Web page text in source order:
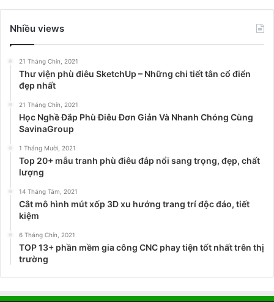
Nhiều views
21 Tháng Chín, 2021
Thư viện phù điêu SketchUp – Những chi tiết tân cổ điển
đẹp nhất
21 Tháng Chín, 2021
Học Nghề Đắp Phù Điêu Đơn Giản Và Nhanh Chóng Cùng
SavinaGroup
1 Tháng Mười, 2021
Top 20+ mẫu tranh phù điêu đắp nổi sang trọng, đẹp, chất
lượng
14 Tháng Tám, 2021
Cắt mô hình mút xốp 3D xu hướng trang trí độc đáo, tiết
kiệm
6 Tháng Chín, 2021
TOP 13+ phần mềm gia công CNC phay tiện tốt nhất trên thị
trường